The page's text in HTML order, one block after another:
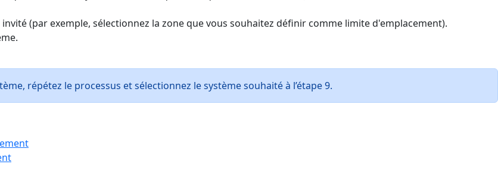
(par exemple, sélectionnez la zone que vous souhaitez définir comme limite d'emplacement).
répétez le processus et sélectionnez le système souhaité à l’étape 9.